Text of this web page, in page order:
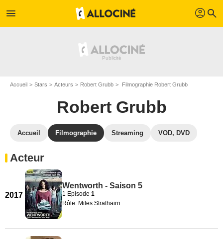
menu profil search
Accueil Stars Acteurs Robert Grubb Filmographie Robert Grubb
Robert Grubb
Accueil Filmographie Streaming VOD, DVD
Acteur
2017
Wentworth - Saison 5
1 Episode 1
Rôle: Miles Strathairn